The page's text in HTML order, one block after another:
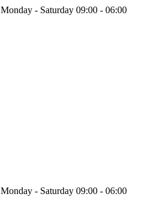
Monday - Saturday 09:00 - 06:00
Monday - Saturday 09:00 - 06:00